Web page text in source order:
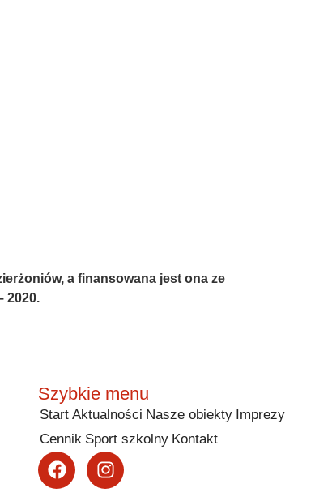
a finansowana jest ona ze
2020.
Szybkie menu
Start Aktualności Nasze obiekty Imprezy
Cennik Sport szkolny Kontakt